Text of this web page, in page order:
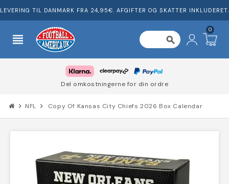
LEVERING TIL DANMARK FRA 24,95€. AFGIFTER OG SKATTER INKLUDERET.
view_headline search
0
Del omkostningerne for din ordre
chevron_right NFL chevron_right Copy Of Kansas City Chiefs 2026 Box Calendar